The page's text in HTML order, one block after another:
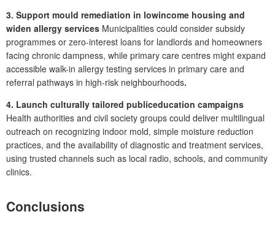
3. Support mould remediation in lowincome housing and
widen allergy services Municipalities could consider subsidy
programmes or zero-interest loans for landlords and homeowners
facing chronic dampness, while primary care centres might expand
accessible walk-in allergy testing services in primary care and
referral pathways in high-risk neighbourhoods.
4. Launch culturally tailored publiceducation campaigns
Health authorities and civil society groups could deliver multilingual
outreach on recognizing indoor mold, simple moisture reduction
practices, and the availability of diagnostic and treatment services,
using trusted channels such as local radio, schools, and community
clinics.
Conclusions